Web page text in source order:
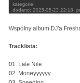
kategorie:
dodano: 2025-05-23 22:18
Wspólny album
Tracklista:
01. Late Nite
02. Moneyyyyyy